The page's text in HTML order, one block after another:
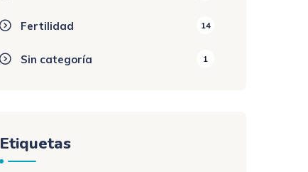
Fertilidad 14
Sin categoría 1
Etiquetas